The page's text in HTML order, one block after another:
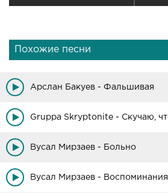
Похожие песни
Арслан Бакуев - Фальшивая
Вусал Мирзаев - Больно
Вусал Мирзаев - Воспоминания